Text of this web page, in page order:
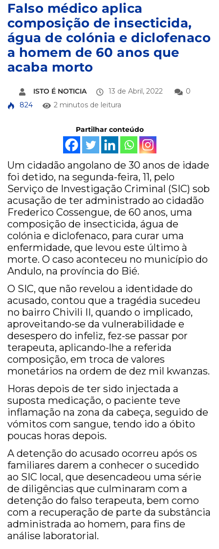
Falso médico aplica
composição de insecticida,
água de colónia e diclofenaco
a homem de 60 anos que
acaba morto
ISTO É NOTICIA 13 de Abril, 2022
0
824
2 minutos de leitura
Partilhar conteúdo
Um cidadão angolano de 30 anos de idade
foi detido, na segunda-feira, 11, pelo
Serviço de Investigação Criminal (SIC) sob
acusação de ter administrado ao cidadão
Frederico Cossengue, de 60 anos, uma
composição de insecticida, água de
colónia e diclofenaco, para curar uma
enfermidade, que levou este último à
morte. O caso aconteceu no município do
Andulo, na província do Bié.
O SIC, que não revelou a identidade do
acusado, contou que a tragédia sucedeu
no bairro Chivili II, quando o implicado,
aproveitando-se da vulnerabilidade e
desespero do infeliz, fez-se passar por
terapeuta, aplicando-lhe a referida
composição, em troca de valores
monetários na ordem de dez mil kwanzas.
Horas depois de ter sido injectada a
suposta medicação, o paciente teve
inflamação na zona da cabeça, seguido de
vómitos com sangue, tendo ido a óbito
poucas horas depois.
A detenção do acusado ocorreu após os
familiares darem a conhecer o sucedido
ao SIC local, que desencadeou uma série
de diligências que culminaram com a
detenção do falso terapeuta, bem como
com a recuperação de parte da substância
administrada ao homem, para fins de
análise laboratorial.